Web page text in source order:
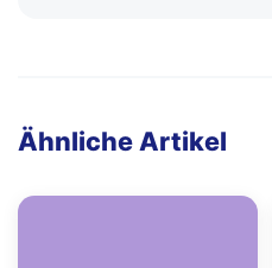
Ähnliche Artikel